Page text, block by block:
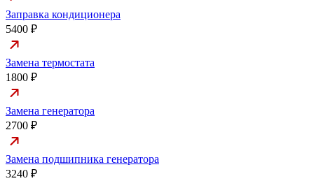
Заправка кондиционера
5400 ₽
Замена термостата
1800 ₽
Замена генератора
2700 ₽
Замена подшипника генератора
3240 ₽